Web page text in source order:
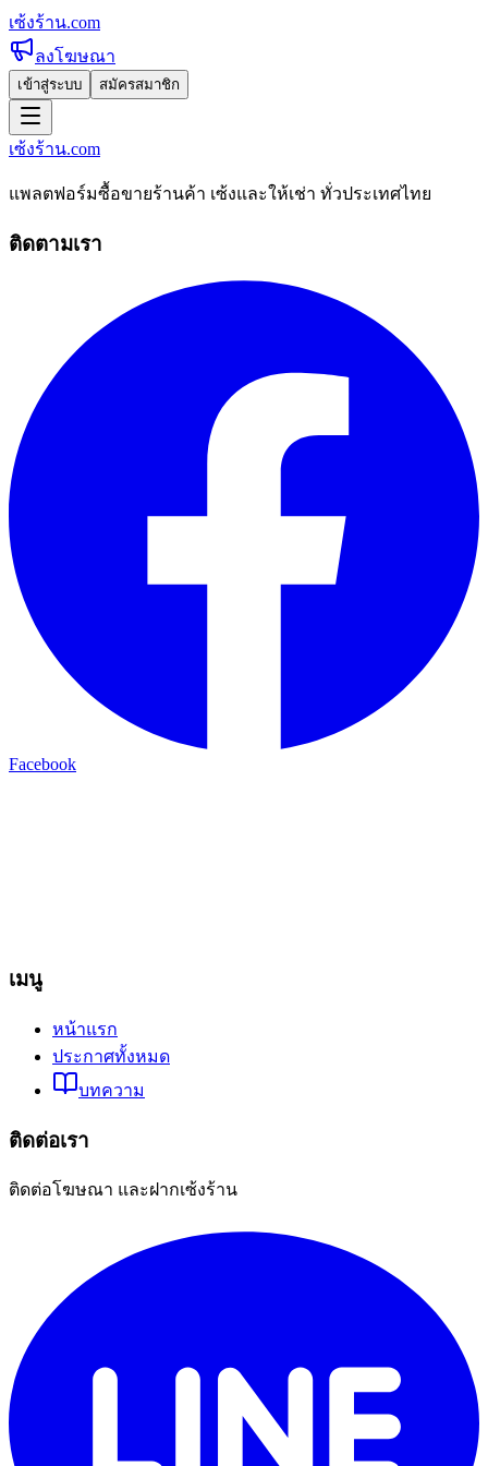
เซ้งร้าน.com
ลงโฆษณา
เข้าสู่ระบบ สมัครสมาชิก
เซ้งร้าน.com
แพลตฟอร์มซื้อขายร้านค้า เซ้งและให้เช่า ทั่วประเทศไทย
ติดตามเรา
Facebook
เมนู
หน้าแรก
ประกาศทั้งหมด
บทความ
ติดต่อเรา
ติดต่อโฆษณา และฝากเซ้งร้าน